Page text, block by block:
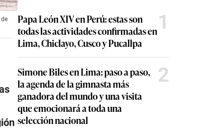
Papa León XIV en Perú: estas son
todas las actividades confirmadas en
Lima, Chiclayo, Cusco y Pucallpa
1
Simone Biles en Lima: paso a paso,
la agenda de la gimnasta más
ganadora del mundo y una visita
que emocionará a toda una
selección nacional
2